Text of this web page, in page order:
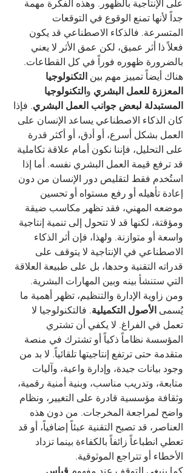
على الإنتاجية بالظهور. وهذه الفكرة مهمة
جداً لأنها تمنع الوقوع في التوقعات
المتسرعة. فالذكاء الاصطناعي قد يكون
فعلاً ذا أثر عميق، لكن عمق الأثر لا يعني
بالضرورة ظهوره فوراً في كل القطاعات.
هناك أيضاً تمييز مهم بين التكنولوجيا
المعززة للعمل البشري والتكنولوجيا
المستبدلة لبعض جوانب العمل البشري. فإذا
كان الذكاء الاصطناعي يساعد الإنسان على
العمل بشكل أسرع، أو أدق، أو أكثر قدرة
على التحليل، فإننا نكون أمام علاقة تكاملية
قد ترفع قيمة العمل البشري نفسه. أما إذا
استُخدم فقط لتقليص دور الإنسان من دون
إعادة تأهيله أو رفع مستواه أو تحسين
موضعه المهني، فقد تظهر مكاسب ضيقة
ومؤقتة، لكنها قد لا تتحول إلى تنمية إنتاجية
واسعة أو متوازنة. ولهذا، فإن أثر الذكاء
الاصطناعي في الإنتاجية لا يتوقف على
قدراته التقنية وحدها، بل على طبيعة العلاقة
التي ستنشأ بينه وبين المهارات البشرية.
ومن زاوية الإدارة والتنظيم، تظهر أهمية ما
يُسمى الأصول التكميلية. فالتكنولوجيا لا
تعمل في الفراغ. لا يكفي أن تشتري
المؤسسة نظاماً ذكياً أو تشترك في منصة
متقدمة حتى ترتفع إنتاجيتها تلقائياً. لا بد من
وجود بيانات جيدة، وإدارة واعية، وآليات
متابعة، وتدريب مناسب، وبنية أمنية رقمية،
وثقافة مؤسسية قادرة على التغيير، ونظام
واضح لمراجعة المخرجات. من دون هذه
العناصر، قد تصبح التقنية عبئاً إضافياً، أو قد
تعطي انطباعاً زائفاً بالكفاءة بينما تزداد
الأخطاء أو تتراجع الموثوقية.